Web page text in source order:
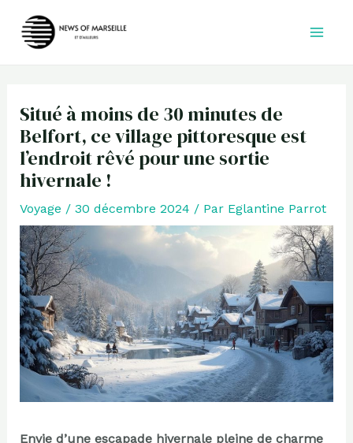
Situé à moins de 30 minutes de
Belfort, ce village pittoresque est
l’endroit rêvé pour une sortie
hivernale !
Voyage / 30 décembre 2024 / Par Eglantine Parrot
Envie d’une escapade hivernale pleine de charme